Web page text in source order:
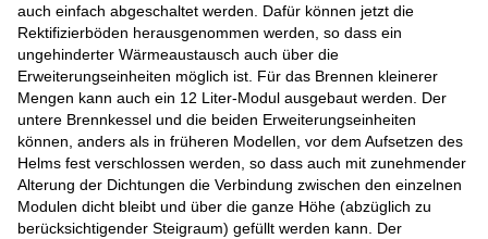
auch einfach abgeschaltet werden. Dafür können jetzt die
Rektifizierböden herausgenommen werden, so dass ein
ungehinderter Wärmeaustausch auch über die
Erweiterungseinheiten möglich ist. Für das Brennen kleinerer
Mengen kann auch ein 12 Liter-Modul ausgebaut werden. Der
untere Brennkessel und die beiden Erweiterungseinheiten
können, anders als in früheren Modellen, vor dem Aufsetzen des
Helms fest verschlossen werden, so dass auch mit zunehmender
Alterung der Dichtungen die Verbindung zwischen den einzelnen
Modulen dicht bleibt und über die ganze Höhe (abzüglich zu
berücksichtigender Steigraum) gefüllt werden kann. Der